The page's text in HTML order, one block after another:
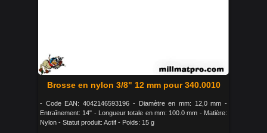
Brosse en nylon 3/8" 12 mm pour 340.0010
- Code EAN: 4042146593196 - Diamètre en mm: 12,0 mm -
Entraînement: 14" - Longueur totale en mm: 100.0 mm - Matière:
Nylon - Statut produit: Actif - Poids: 15 g